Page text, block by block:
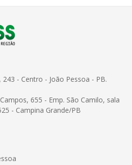
243 - Centro - João Pessoa - PB.
655 - Emp. São Camilo, sala
- Campina Grande/PB